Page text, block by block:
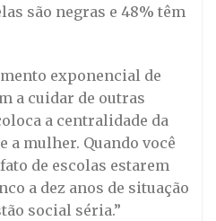
são negras e 48% têm
exponencial de
a cuidar de outras
a centralidade da
a mulher. Quando você
de escolas estarem
a dez anos de situação
social séria.”